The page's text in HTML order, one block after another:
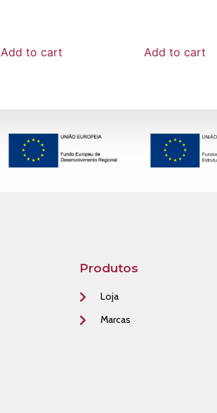
Add to cart Add to cart
Produtos
Loja
Marcas